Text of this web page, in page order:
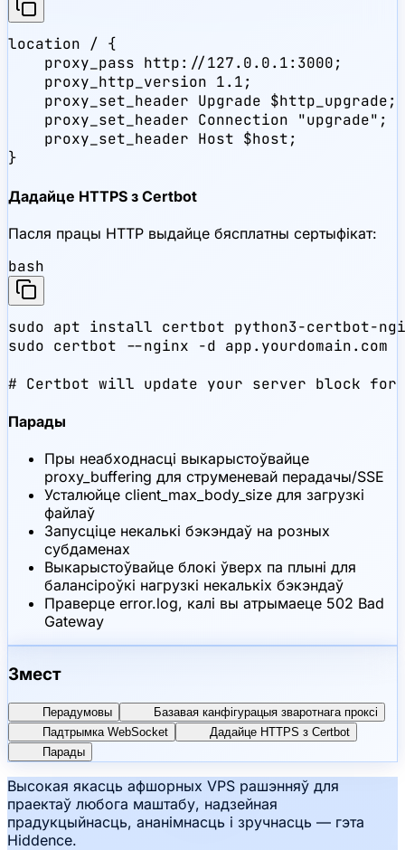
location / {
    proxy_pass http://127.0.0.1:3000;
    proxy_http_version 1.1;
    proxy_set_header Upgrade $http_upgrade;
    proxy_set_header Connection "upgrade";
    proxy_set_header Host $host;
}
Дадайце HTTPS з Certbot
Пасля працы HTTP выдайце бясплатны сертыфікат:
bash
sudo apt install certbot python3-certbot-
sudo certbot --nginx -d app.yourdomain.com
# Certbot will update your server block for
Парады
Пры неабходнасці выкарыстоўвайце
proxy_buffering для струменевай перадачы/SSE
Усталюйце client_max_body_size для загрузкі
файлаў
Запусціце некалькі бэкэндаў на розных
субдаменах
Выкарыстоўвайце блокі ўверх па плыні для
балансіроўкі нагрузкі некалькіх бэкэндаў
Праверце error.log, калі вы атрымаеце 502 Bad
Gateway
Змест
Перадумовы
Базавая канфігурацыя зваротнага проксі
Падтрымка WebSocket
Дадайце HTTPS з Certbot
Парады
Высокая якасць афшорных VPS рашэнняў для
праектаў любога маштабу, надзейная
прадукцыйнасць, ананімнасць і зручнасць — гэта
Hiddence.